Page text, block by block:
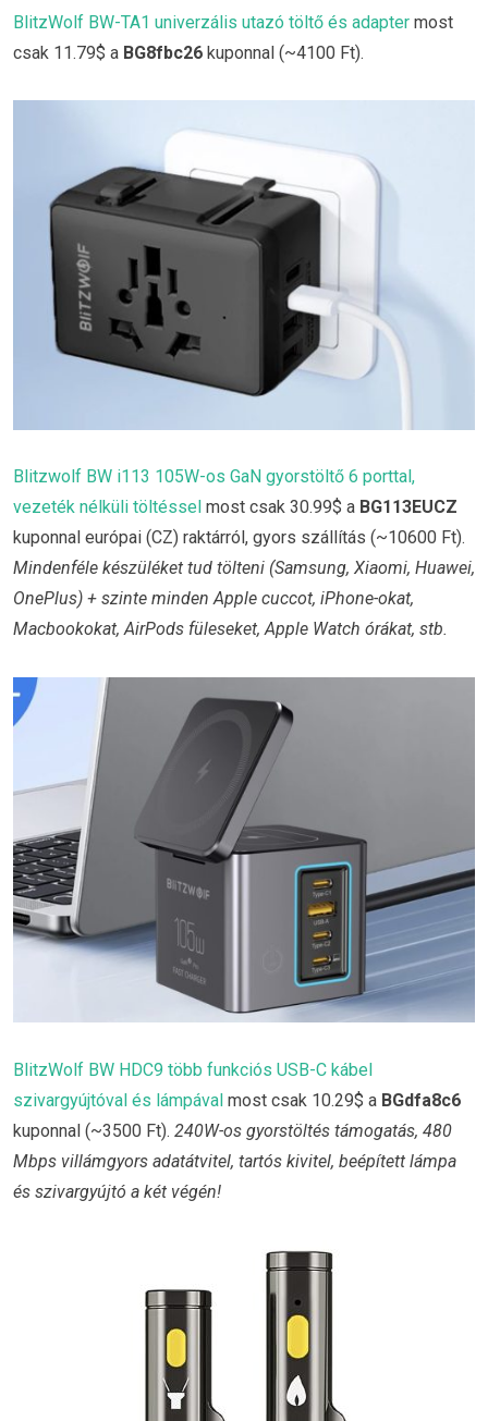
BlitzWolf BW-TA1 univerzális utazó töltő és adapter most
csak 11.79$ a BG8fbc26 kuponnal (~4100 Ft).
Blitzwolf BW i113 105W-os GaN gyorstöltő 6 porttal,
vezeték nélküli töltéssel most csak 30.99$ a BG113EUCZ
kuponnal európai (CZ) raktárról, gyors szállítás (~10600 Ft).
Mindenféle készüléket tud tölteni (Samsung, Xiaomi, Huawei,
OnePlus) + szinte minden Apple cuccot, iPhone-okat,
Macbookokat, AirPods füleseket, Apple Watch órákat, stb.
BlitzWolf BW HDC9 több funkciós USB-C kábel
szivargyújtóval és lámpával most csak 10.29$ a BGdfa8c6
kuponnal (~3500 Ft). 240W-os gyorstöltés támogatás, 480
Mbps villámgyors adatátvitel, tartós kivitel, beépített lámpa
és szivargyújtó a két végén!